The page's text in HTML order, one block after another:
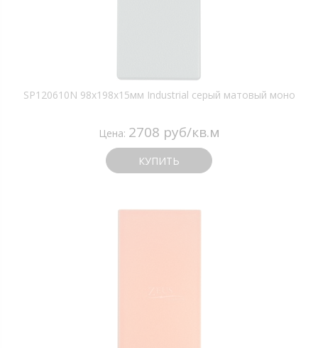
SP120610N 98х198х15мм Industrial серый матовый моно
Цена: 2708 руб/кв.м
КУПИТЬ